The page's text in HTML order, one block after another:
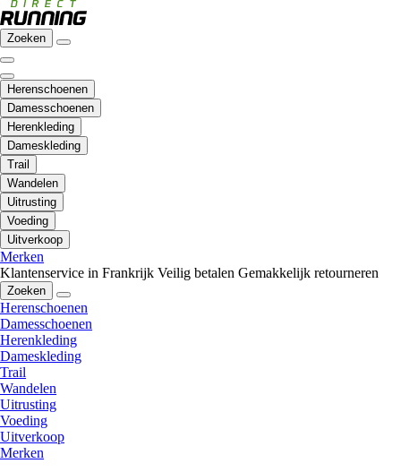
Zoeken
Herenschoenen
Damesschoenen
Herenkleding
Dameskleding
Trail
Wandelen
Uitrusting
Voeding
Uitverkoop
Merken
Klantenservice in Frankrijk Veilig betalen Gemakkelijk retourneren
Zoeken
Herenschoenen
Damesschoenen
Herenkleding
Dameskleding
Trail
Wandelen
Uitrusting
Voeding
Uitverkoop
Merken